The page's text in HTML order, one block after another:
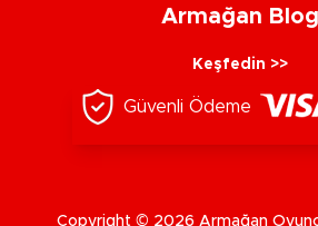
Armağan Blog
Keşfedin >>
Güvenli Ödeme
Copyright © 2026 Armağan